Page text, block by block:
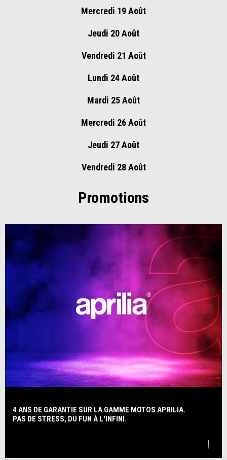
Mercredi 19 Août
Jeudi 20 Août
Vendredi 21 Août
Lundi 24 Août
Mardi 25 Août
Mercredi 26 Août
Jeudi 27 Août
Vendredi 28 Août
Promotions
4 ANS DE GARANTIE SUR LA GAMME MOTOS APRILIA.
PAS DE STRESS, DU FUN À L'INFINI.